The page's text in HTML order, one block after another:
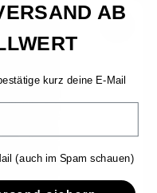
AB
kurz deine E-Mail
(auch im Spam schauen)